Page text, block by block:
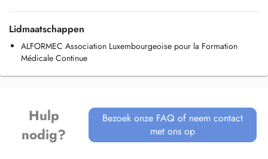
Lidmaatschappen
ALFORMEC Association Luxembourgeoise pour la Formation
Médicale Continue
Hulp
nodig?
Bezoek onze FAQ of neem contact
met ons op